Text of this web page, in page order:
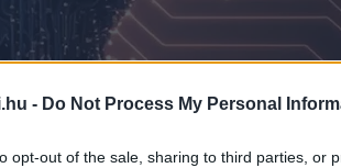
- Do Not Process My Personal
opt-out of the sale, sharing to third parties, or
BTP) épülő megoldás és az SAP